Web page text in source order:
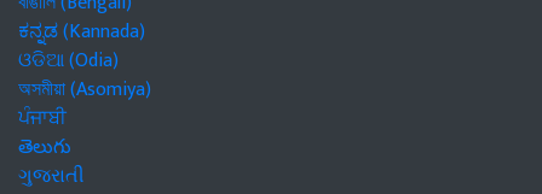
ಕನ್ನಡ (Kannada)
ଓଡିଆ (Odia)
অসমীয়া (Asomiya)
ਪੰਜਾਬੀ
తెలుగు
ગુજરાતી